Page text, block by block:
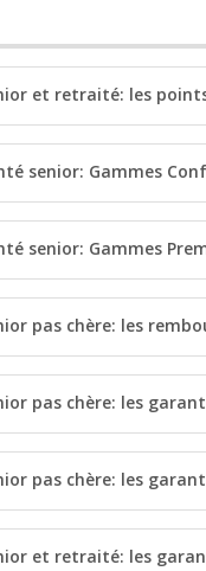
et retraité: les
senior: Gammes
senior: Gammes
pas chère: les
pas chère: les
pas chère: les
et retraité: les